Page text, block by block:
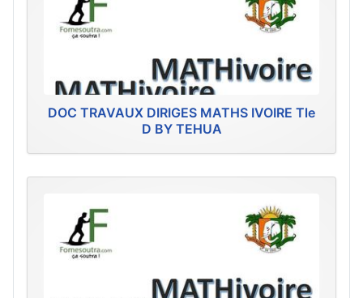
DOC TRAVAUX DIRIGES MATHS IVOIRE Tle
D BY TEHUA